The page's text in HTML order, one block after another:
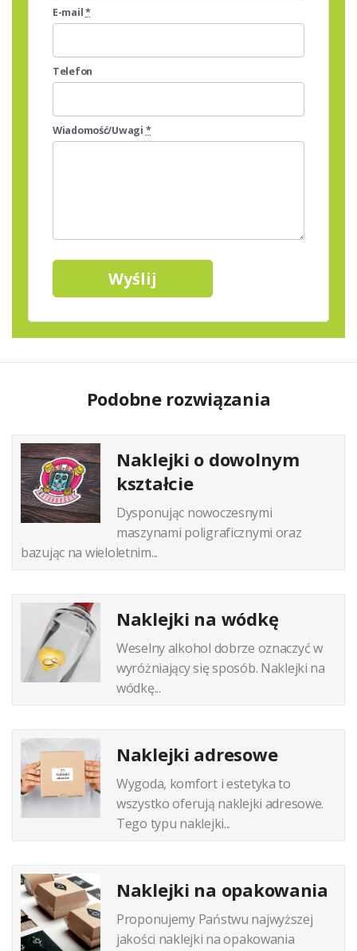
E-mail*
Telefon
Wiadomość/Uwagi *
Podobne rozwiązania
Naklejki o dowolnym
kształcie
Dysponując nowoczesnymi
maszynami poligraficznymi oraz
bazując na wieloletnim...
Naklejki na wódkę
Weselny alkohol dobrze oznaczyć w
wyróżniający się sposób. Naklejki na
wódkę...
Naklejki adresowe
Wygoda, komfort i estetyka to
wszystko oferują naklejki adresowe.
Tego typu naklejki...
Naklejki na opakowania
Proponujemy Państwu najwyższej
jakości naklejki na opakowania